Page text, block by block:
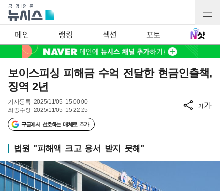
메인 랭킹 섹션 포토
보이스피싱 피해금 수억 전달한 현금인출책,
징역 2년
기사등록 2025/11/05 15:00:00
최종수정 2025/11/05 15:22:25
구글에서 선호하는 매체로 추가
가가
법원 "피해액 크고 용서 받지 못해"